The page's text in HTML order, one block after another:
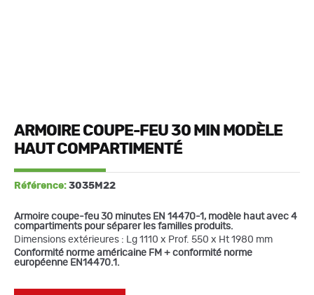
ARMOIRE COUPE-FEU 30 MIN MODÈLE
HAUT COMPARTIMENTÉ
Référence: 3035M22
Armoire coupe-feu 30 minutes EN 14470-1, modèle haut avec 4
compartiments pour séparer les familles produits.
Dimensions extérieures : Lg 1110 x Prof. 550 x Ht 1980 mm
Conformité norme américaine FM + conformité norme
européenne EN14470.1.